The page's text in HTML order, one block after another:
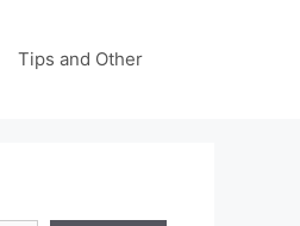
Tips and Other